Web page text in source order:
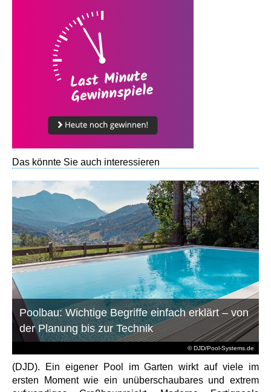
Das könnte Sie auch interessieren
© DJD/Pool-Systems.de
Poolbau: Wichtige Begriffe einfach erklärt – von
der Planung bis zur Technik
(DJD). Ein eigener Pool im Garten wirkt auf viele im
ersten Moment wie ein unüberschaubares und extrem